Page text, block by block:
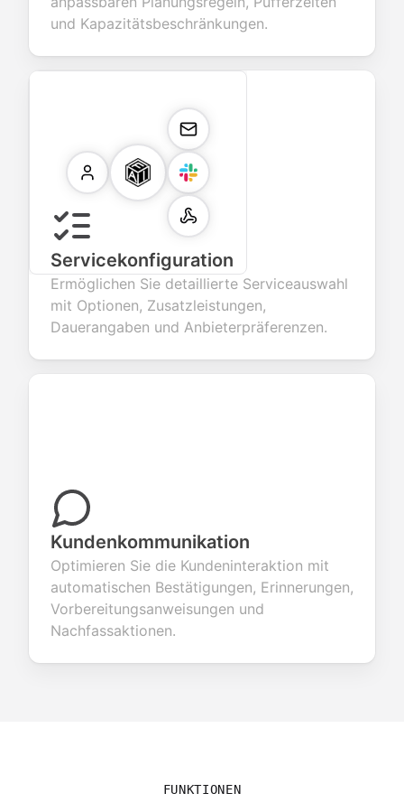
und Kapazitätsbeschränkungen.
Servicekonfiguration
Ermöglichen Sie detaillierte Serviceauswahl
mit Optionen, Zusatzleistungen,
Dauerangaben und Anbieterpräferenzen.
Kundenkommunikation
Optimieren Sie die Kundeninteraktion mit
automatischen Bestätigungen, Erinnerungen,
Vorbereitungsanweisungen und
Nachfassaktionen.
FUNKTIONEN